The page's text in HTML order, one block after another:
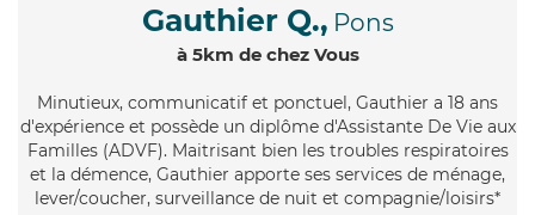
Gauthier Q., Pons
à 5km de chez Vous
Minutieux, communicatif et ponctuel, Gauthier a 18 ans
d'expérience et possède un diplôme d'Assistante De Vie aux
Familles (ADVF). Maitrisant bien les troubles respiratoires
et la démence, Gauthier apporte ses services de ménage,
lever/coucher, surveillance de nuit et compagnie/loisirs*